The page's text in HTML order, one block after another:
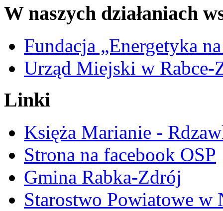
W naszych działaniach
Fundacja „Energetyka
Urząd Miejski w Rabce-
Linki
Księża Marianie -
Strona na facebook OSP
Gmina Rabka-Zdrój
Starostwo Powiatowe w